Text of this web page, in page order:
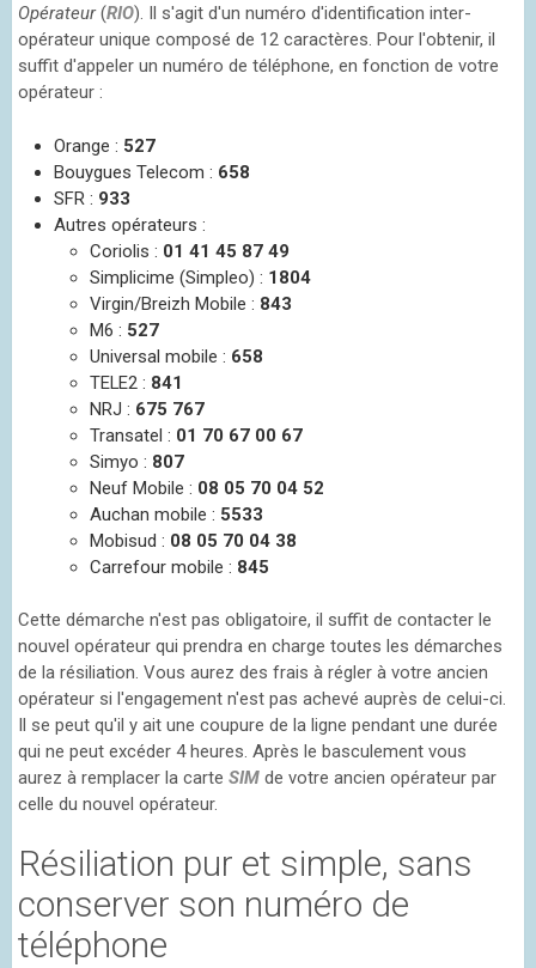
Opérateur(RIO). Il s'agit d'un numéro d'identification inter-
opérateur unique composé de 12 caractères. Pour l'obtenir, il
suffit d'appeler un numéro de téléphone, en fonction de votre
opérateur :
Orange : 527
Bouygues Telecom : 658
SFR : 933
Autres opérateurs :
Coriolis : 01 41 45 87 49
Simplicime (Simpleo) : 1804
Virgin/Breizh Mobile : 843
M6 : 527
Universal mobile : 658
TELE2 : 841
NRJ : 675 767
Transatel : 01 70 67 00 67
Simyo : 807
Neuf Mobile : 08 05 70 04 52
Auchan mobile : 5533
Mobisud : 08 05 70 04 38
Carrefour mobile : 845
Cette démarche n'est pas obligatoire, il suffit de contacter le
nouvel opérateur qui prendra en charge toutes les démarches
de la résiliation. Vous aurez des frais à régler à votre ancien
opérateur si l'engagement n'est pas achevé auprès de celui-ci.
Il se peut qu'il y ait une coupure de la ligne pendant une durée
qui ne peut excéder 4 heures. Après le basculement vous
aurez à remplacer la carte SIM de votre ancien opérateur par
celle du nouvel opérateur.
Résiliation pur et simple, sans
conserver son numéro de
téléphone